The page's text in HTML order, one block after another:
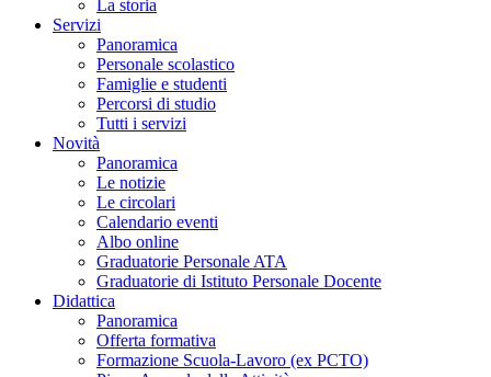
La storia
Servizi
Panoramica
Personale scolastico
Famiglie e studenti
Percorsi di studio
Tutti i servizi
Novità
Panoramica
Le notizie
Le circolari
Calendario eventi
Albo online
Graduatorie Personale ATA
Graduatorie di Istituto Personale Docente
Didattica
Panoramica
Offerta formativa
Formazione Scuola-Lavoro (ex PCTO)